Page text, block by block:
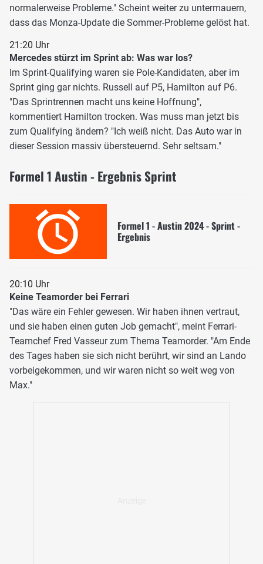
normalerweise Probleme." Scheint weiter zu untermauern,
dass das Monza-Update die Sommer-Probleme gelöst hat.
21:20 Uhr
Mercedes stürzt im Sprint ab: Was war los?
Im Sprint-Qualifying waren sie Pole-Kandidaten, aber im
Sprint ging gar nichts. Russell auf P5, Hamilton auf P6.
"Das Sprintrennen macht uns keine Hoffnung",
kommentiert Hamilton trocken. Was muss man jetzt bis
zum Qualifying ändern? "Ich weiß nicht. Das Auto war in
dieser Session massiv übersteuernd. Sehr seltsam."
Formel 1 Austin - Ergebnis Sprint
Formel 1 - Austin 2024 - Sprint -
Ergebnis
20:10 Uhr
Keine Teamorder bei Ferrari
"Das wäre ein Fehler gewesen. Wir haben ihnen vertraut,
und sie haben einen guten Job gemacht", meint Ferrari-
Teamchef Fred Vasseur zum Thema Teamorder. "Am Ende
des Tages haben sie sich nicht berührt, wir sind an Lando
vorbeigekommen, und wir waren nicht so weit weg von
Max."